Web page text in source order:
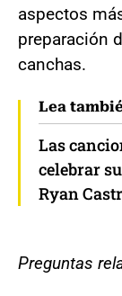
aspectos
preparación
canchas.
Lea
Las
celebrar
Ryan
Preguntas